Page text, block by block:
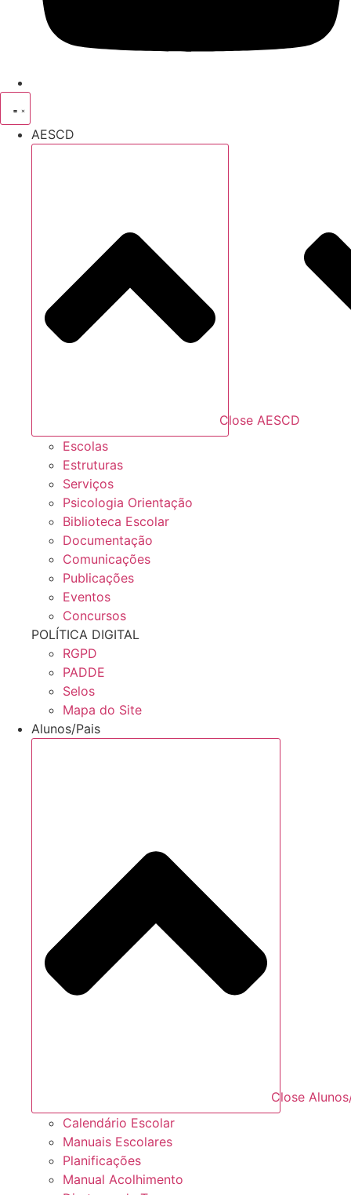
AESCD
Close AESCD
Escolas
Estruturas
Serviços
Psicologia Orientação
Biblioteca Escolar
Documentação
Comunicações
Publicações
Eventos
Concursos
POLÍTICA DIGITAL
RGPD
PADDE
Selos
Mapa do Site
Alunos/Pais
Close
Calendário Escolar
Manuais Escolares
Planificações
Manual Acolhimento